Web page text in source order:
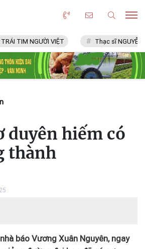
VIỆT Thạc sĩ NGUYỄN VĂN CHÍ
duyên hiếm có
thành
báo Vương Xuân Nguyên, ngay